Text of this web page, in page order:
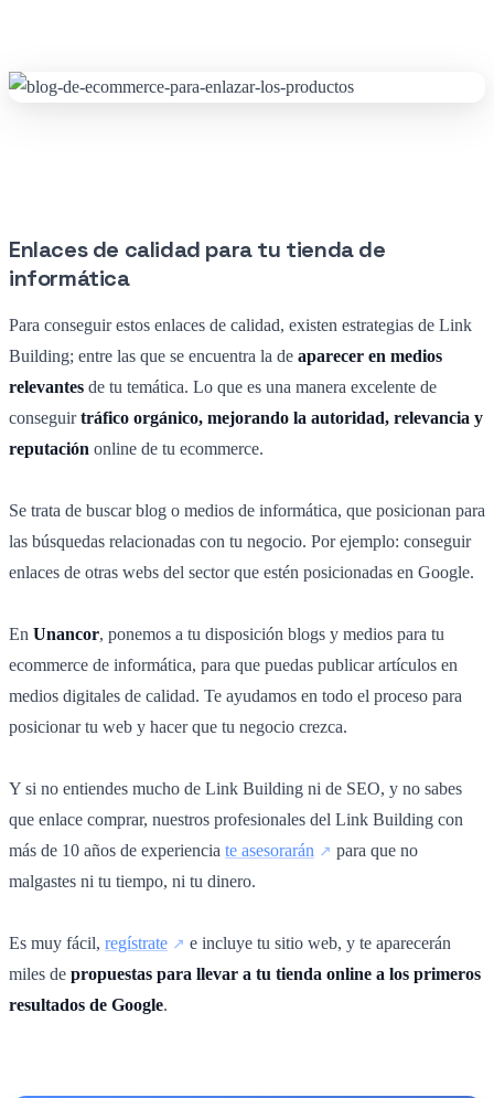
Enlaces de calidad para tu tienda de
informática
Para conseguir estos enlaces de calidad, existen estrategias de Link
Building; entre las que se encuentra la de aparecer en medios
relevantes de tu temática. Lo que es una manera excelente de
conseguirtráfico orgánico, mejorando la autoridad, relevancia y
reputación online de tu ecommerce.
Se trata de buscar blog o medios de informática, que posicionan para
las búsquedas relacionadas con tu negocio. Por ejemplo: conseguir
enlaces de otras webs del sector que estén posicionadas en Google.
En Unancor, ponemos a tu disposición blogs y medios para tu
ecommerce de informática, para que puedas publicar artículos en
medios digitales de calidad. Te ayudamos en todo el proceso para
posicionar tu web y hacer que tu negocio crezca.
Y si no entiendes mucho de Link Building ni de SEO, y no sabes
que enlace comprar, nuestros profesionales del Link Building con
más de 10 años de experiencia te asesorarán
para que no
malgastes ni tu tiempo, ni tu dinero.
Es muy fácil, regístrate
e incluye tu sitio web, y te aparecerán
miles de propuestas para llevar a tu tienda online a los primeros
resultados de Google.